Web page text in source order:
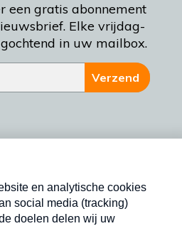
een gratis abonnement
Elke vrijdag-
in uw mailbox.
Verzend